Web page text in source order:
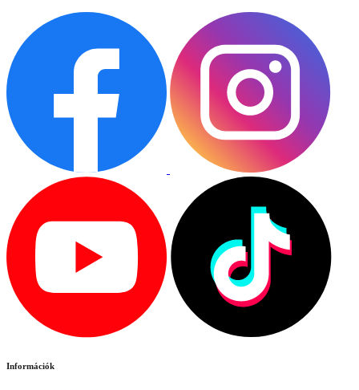
Információk